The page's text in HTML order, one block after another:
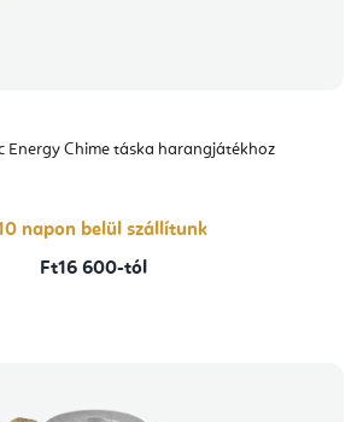
Energy Chime táska harangjátékhoz
napon belül szállítunk
Ft16 600-tól